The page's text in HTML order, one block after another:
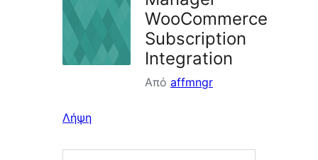
WooCommerce
Subscription
Integration
Από affmngr
Λήψη